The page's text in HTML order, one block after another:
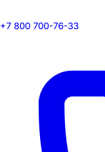
+7 800 700-76-33